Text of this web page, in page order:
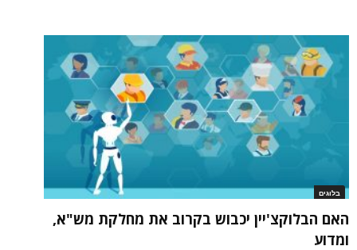
בלוגים
האם הבלוקצ'יין יכבוש בקרוב את מחלקת מש"א,
ומדוע